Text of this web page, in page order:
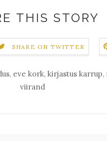
THIS STORY
SHARE ON TWITTER
, eve kork, kirjastus karrup,
viirand